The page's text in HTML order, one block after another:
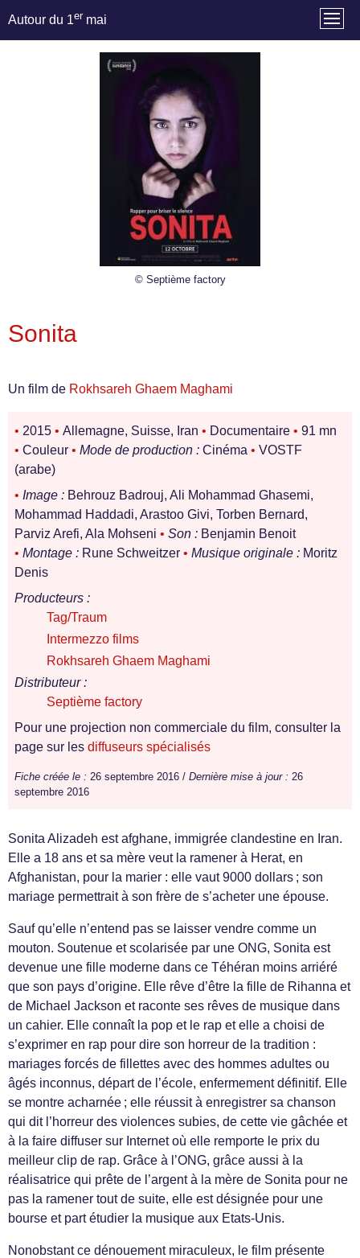
Autour du 1er mai
© Septième factory
Sonita
Un film de Rokhsareh Ghaem Maghami
• 2015 • Allemagne, Suisse, Iran • Documentaire • 91 mn
• Couleur • Mode de production : Cinéma • VOSTF
(arabe)
• Image : Behrouz Badrouj, Ali Mohammad Ghasemi,
Mohammad Haddadi, Arastoo Givi, Torben Bernard,
Parviz Arefi, Ala Mohseni • Son : Benjamin Benoit
• Montage : Rune Schweitzer • Musique originale : Moritz
Denis
Producteurs :
Tag/Traum
Intermezzo films
Rokhsareh Ghaem Maghami
Distributeur :
Septième factory
Pour une projection non commerciale du film, consulter la
page sur les diffuseurs spécialisés
Fiche créée le : 26 septembre 2016 / Dernière mise à jour : 26
septembre 2016
Sonita Alizadeh est afghane, immigrée clandestine en Iran.
Elle a 18 ans et sa mère veut la ramener à Herat, en
Afghanistan, pour la marier : elle vaut 9000 dollars ; son
mariage permettrait à son frère de s’acheter une épouse.
Sauf qu’elle n’entend pas se laisser vendre comme un
mouton. Soutenue et scolarisée par une ONG, Sonita est
devenue une fille moderne dans ce Téhéran moins arriéré
que son pays d’origine. Elle rêve d’être la fille de Rihanna et
de Michael Jackson et raconte ses rêves de musique dans
un cahier. Elle connaît la pop et le rap et elle a choisi de
s’exprimer en rap pour dire son horreur de la tradition :
mariages forcés de fillettes avec des hommes adultes ou
âgés inconnus, départ de l’école, enfermement définitif. Elle
se montre acharnée ; elle réussit à enregistrer sa chanson
qui dit l’horreur des violences subies, de cette vie gâchée et
à la faire diffuser sur Internet où elle remporte le prix du
meilleur clip de rap. Grâce à l’ONG, grâce aussi à la
réalisatrice qui prête de l’argent à la mère de Sonita pour ne
pas la ramener tout de suite, elle est désignée pour une
bourse et part étudier la musique aux Etats-Unis.
Nonobstant ce dénouement miraculeux, le film présente